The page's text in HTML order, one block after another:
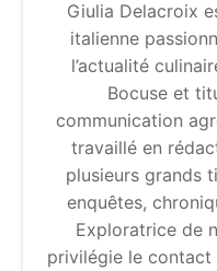
Giulia Delacroix
italienne
l’actualité
Bocuse et
communication
travaillé en
plusieurs grands
enquêtes,
Exploratrice de
privilégie le